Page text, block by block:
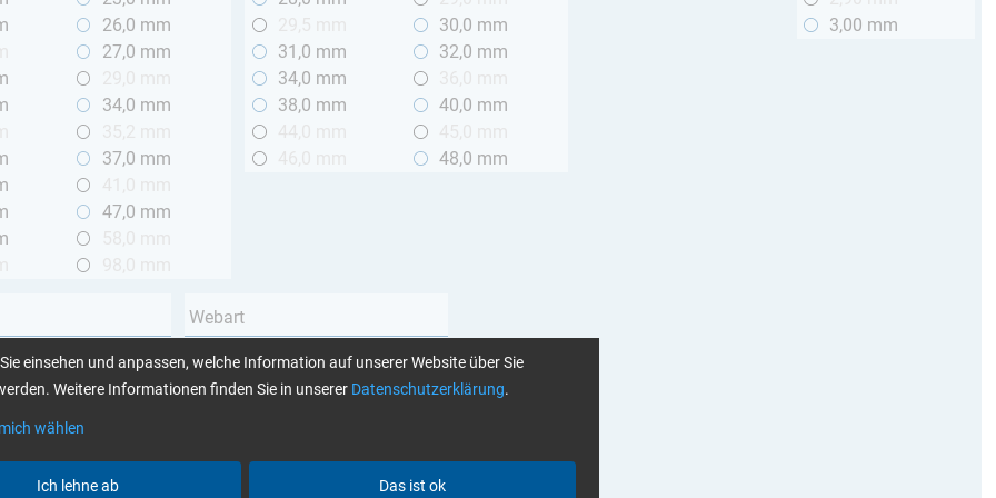
26,0 mm
27,0 mm
34,0 mm
37,0 mm
47,0 mm
30,0 mm
31,0 mm
32,0 mm
34,0 mm
38,0 mm
40,0 mm
48,0 mm
3,00 mm
Webart
einsehen und anpassen, welche Information auf unserer Website über Sie
Weitere Informationen finden Sie in unserer Datenschutzerklärung.
wählen
Ich lehne ab Das ist ok